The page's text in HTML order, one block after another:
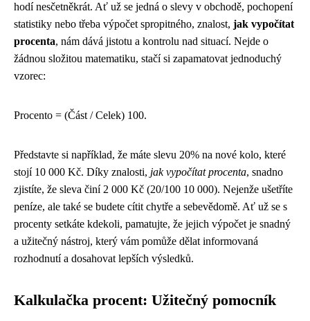
hodí nesčetněkrát. Ať už se jedná o slevy v obchodě, pochopení
statistiky nebo třeba výpočet spropitného, znalost, jak vypočítat
procenta, nám dává jistotu a kontrolu nad situací. Nejde o
žádnou složitou matematiku, stačí si zapamatovat jednoduchý
vzorec:
Procento = (Část / Celek) 100.
Představte si například, že máte slevu 20% na nové kolo, které
stojí 10 000 Kč. Díky znalosti, jak vypočítat procenta, snadno
zjistíte, že sleva činí 2 000 Kč (20/100 10 000). Nejenže ušetříte
peníze, ale také se budete cítit chytře a sebevědomě. Ať už se s
procenty setkáte kdekoli, pamatujte, že jejich výpočet je snadný
a užitečný nástroj, který vám pomůže dělat informovaná
rozhodnutí a dosahovat lepších výsledků.
Kalkulačka procent: Užitečný pomocník